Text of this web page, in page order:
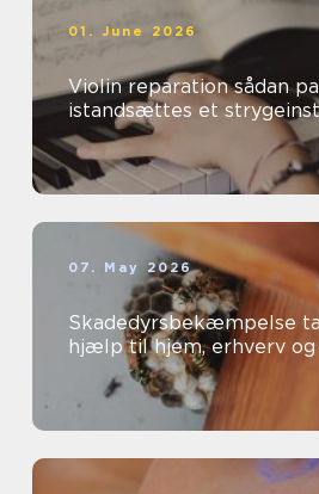
01. June 2026
Violin reparation sådan passes og
istandsættes et
07. May 2026
Skadedyrsbekæmpelse
hjælp til hjem, erhverv og